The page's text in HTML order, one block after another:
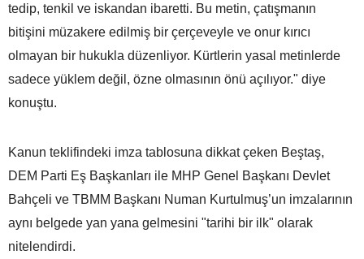
tedip, tenkil ve iskandan ibaretti. Bu metin, çatışmanın
bitişini müzakere edilmiş bir çerçeveyle ve onur kırıcı
olmayan bir hukukla düzenliyor. Kürtlerin yasal metinlerde
sadece yüklem değil, özne olmasının önü açılıyor." diye
konuştu.
Kanun teklifindeki imza tablosuna dikkat çeken Beştaş,
DEM Parti Eş Başkanları ile MHP Genel Başkanı Devlet
Bahçeli ve TBMM Başkanı Numan Kurtulmuş’un imzalarının
aynı belgede yan yana gelmesini "tarihi bir ilk" olarak
nitelendirdi.